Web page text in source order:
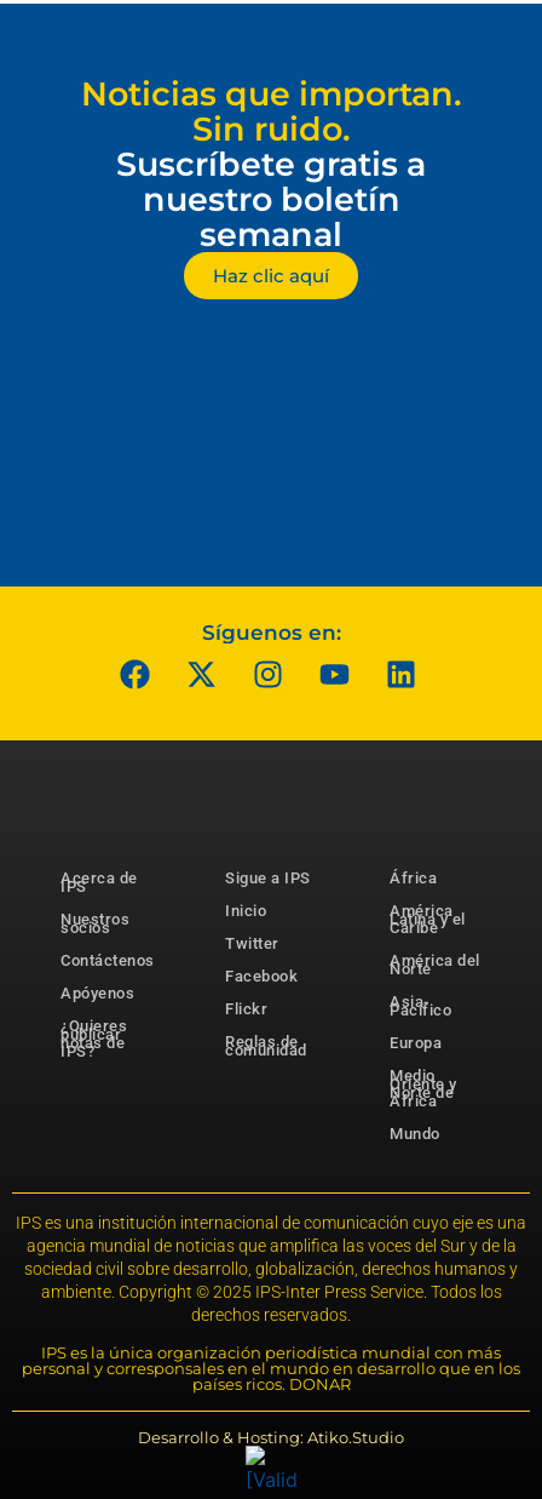
Noticias que importan.
Sin ruido.
Suscríbete gratis a
nuestro boletín
semanal
Haz clic aquí
Síguenos en:
Acerca de
IPS
Nuestros
socios
Contáctenos
Apóyenos
¿Quieres
publicar
notas de
IPS?
Sigue a IPS
Inicio
Twitter
Facebook
Flickr
Reglas de
comunidad
África
América
Latina y el
Caribe
América del
Norte
Asia-
Pacífico
Europa
Medio
Oriente y
Norte de
África
Mundo
IPS es una institución internacional de comunicación cuyo eje es una
agencia mundial de noticias que amplifica las voces del Sur y de la
sociedad civil sobre desarrollo, globalización, derechos humanos y
ambiente. Copyright © 2025 IPS-Inter Press Service. Todos los
derechos reservados.
IPS es la única organización periodística mundial con más
personal y corresponsales en el mundo en desarrollo que en los
países ricos. DONAR
Desarrollo & Hosting: Atiko.Studio